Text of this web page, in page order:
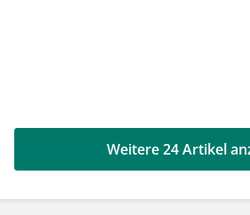
Weitere 24 Artikel